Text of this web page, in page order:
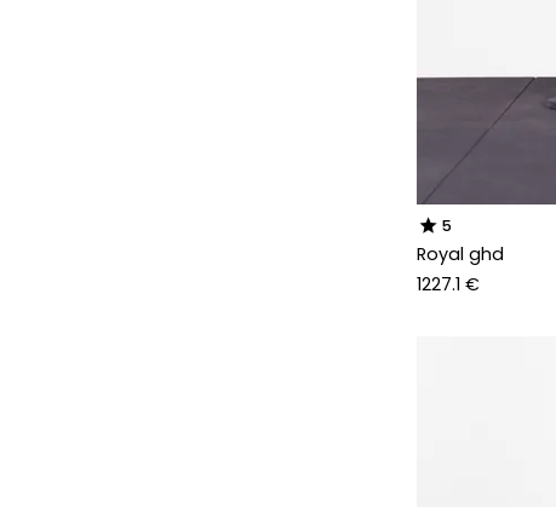
star 5
Royal ghd
1227.1 €